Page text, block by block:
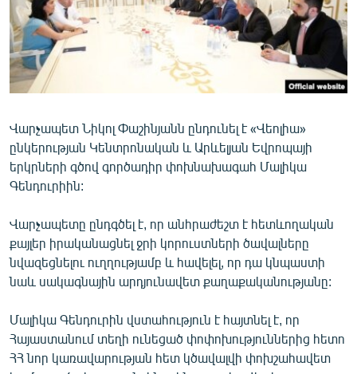
ՄԵԿՆԱԲԱՆՈՒԹՅՈՒՆ
ՏՏ ԵՒ ԻՆՏԵՐՆԵՏ
ԿՈՐՈՆԱՎԻՐՈՒՍ
ՏԵՍԱՆՅՈՒԹԵՐ
ԲԱՆԱՎԵՃ
ՁԳՏԵԼՈՎ ԼԱՎԱԳՈՒՅՆԻՆ
ՓՈԴՔԱՍԹ
Հայերեն
Русский
ՀԵՏԵՎԵՔ ՄԵԶ
Վարչապետ Նիկոլ Փաշինյանն ընդունել է «Վեոլիա»
ընկերության Կենտրոնական և Արևելյան Եվրոպայի
երկրների գծով գործադիր փոխնախագահ Մալիկա
Գենդուրիին:
Վարչապետը ընդգծել է, որ անհրաժեշտ է հետևողական
քայլեր իրականացնել ջրի կորուստների ծավալները
նվազեցնելու ուղղությամբ և հավելել, որ դա կնպաստի
նաև սակագնային արդյունավետ քաղաքականությանը:
Մալիկա Գենդուրին վստահություն է հայտնել է, որ
Հայաստանում տեղի ունեցած փոփոխություններից հետո
ՀՀ նոր կառավարության հետ կծավալվի փոխշահավետ